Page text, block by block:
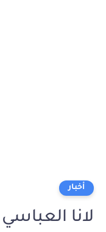
أخبار
لانا